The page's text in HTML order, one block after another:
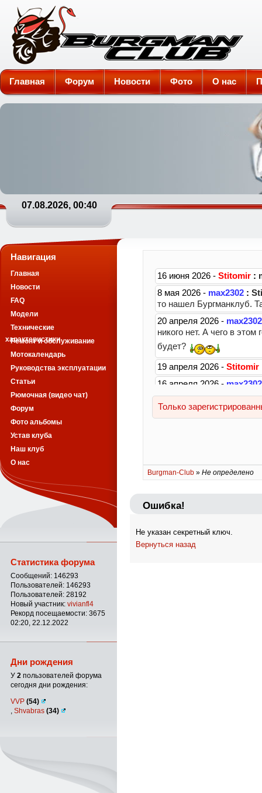
Burgman-Club
Главная Форум Новости Фото О нас
07.08.2026, 00:40
Burgman-Club » Не определено
Ошибка!
Не указан секретный ключ.
Вернуться назад
Навигация
Главная
Новости
FAQ
Модели
Технические
характеристики
Ремонт и обслуживание
Мотокалендарь
Руководства эксплуатации
Статьи
Рюмочная (видео чат)
Форум
Фото альбомы
Устав клуба
Наш клуб
О нас
Статистика форума
Сообщений: 146293
Пользователей: 146293
Пользователей: 28192
Новый участник: vivianfl4
Рекорд посещаемости: 3675
02:20, 22.12.2022
Дни рождения
У 2 пользователей форума
сегодня дни рождения:
VVP (54)
Shvabras (34)